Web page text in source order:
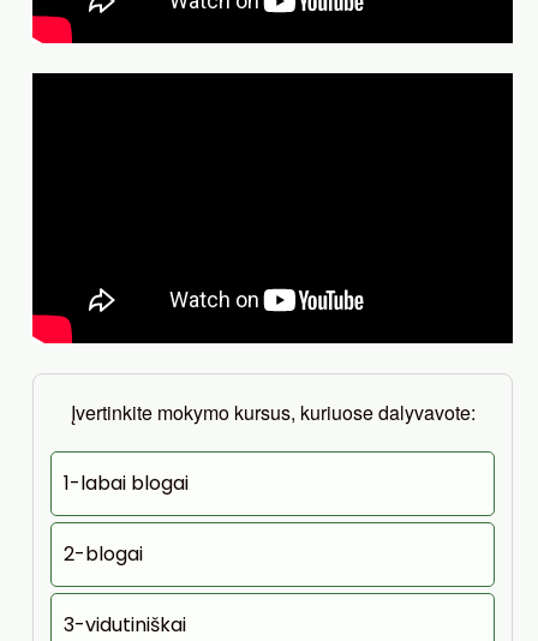
Įvertinkite mokymo kursus, kuriuose dalyvavote:
1-labai blogai
2-blogai
3-vidutiniškai